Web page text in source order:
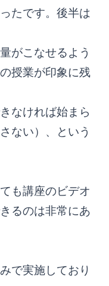
たです。後半は
がこなせるよう
授業が印象に残
なければ始まら
ない）、という
も講座のビデオ
るのは非常にあ
で実施しており